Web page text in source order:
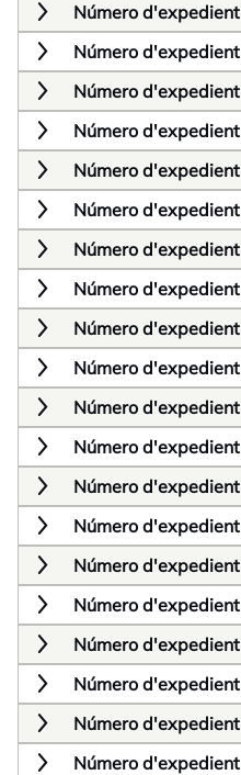
Número d'expedient
Número d'expedient
Número d'expedient
Número d'expedient
Número d'expedient
Número d'expedient
Número d'expedient
Número d'expedient
Número d'expedient
Número d'expedient
Número d'expedient
Número d'expedient
Número d'expedient
Número d'expedient
Número d'expedient
Número d'expedient
Número d'expedient
Número d'expedient
Número d'expedient
Número d'expedient